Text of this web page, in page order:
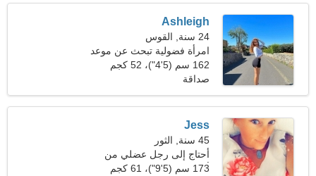
Ashleigh
24 سنة, القوس
امرأة فضولية تبحث عن موعد
162 سم (5'4")، 52 كجم
(114 رطلا)
صداقة
Jess
45 سنة, الثور
أحتاج إلى رجل عضلي من
أجل اللياقة
173 سم (5'9")، 61 كجم